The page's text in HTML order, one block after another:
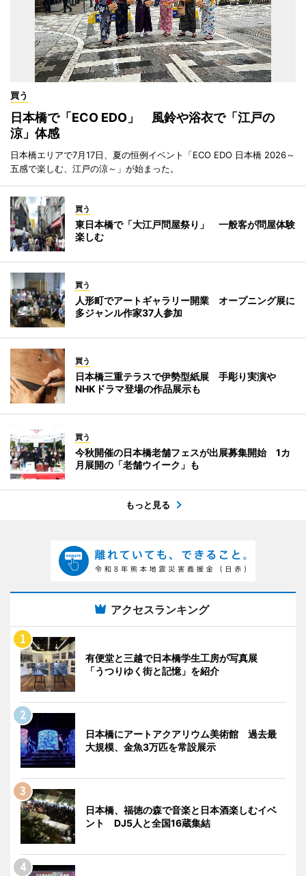
買う
日本橋で「ECO EDO」 風鈴や浴衣で「江戸の
涼」体感
日本橋エリアで7月17日、夏の恒例イベント「ECO EDO 日本橋 2026～
五感で楽しむ、江戸の涼～」が始まった。
買う
東日本橋で「大江戸問屋祭り」 一般客が問屋体験
楽しむ
買う
人形町でアートギャラリー開業 オープニング展に
多ジャンル作家37人参加
買う
日本橋三重テラスで伊勢型紙展 手彫り実演や
NHKドラマ登場の作品展示も
買う
今秋開催の日本橋老舗フェスが出展募集開始 1カ
月展開の「老舗ウイーク」も
もっと見る
アクセスランキング
有便堂と三越で日本橋学生工房が写真展
「うつりゆく街と記憶」を紹介
日本橋にアートアクアリウム美術館 過去最
大規模、金魚3万匹を常設展示
日本橋、福徳の森で音楽と日本酒楽しむイベ
ント DJ5人と全国16蔵集結